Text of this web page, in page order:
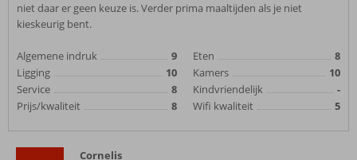
niet daar er geen keuze is. Verder prima maaltijden als je niet
kieskeurig bent.
Algemene indruk
9
Ligging
10
Service
8
Prijs/kwaliteit
8
Eten
8
Kamers
10
Kindvriendelijk
-
Wifi kwaliteit
5
Cornelis